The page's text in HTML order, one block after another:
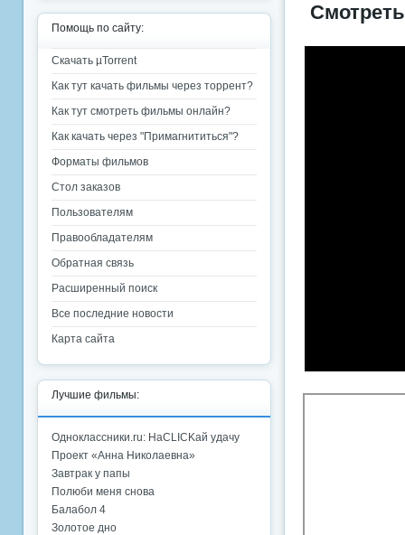
Помощь по сайту:
Скачать µTorrent
Как тут качать фильмы через торрент?
Как тут смотреть фильмы онлайн?
Как качать через "Примагнититься"?
Форматы фильмов
Стол заказов
Пользователям
Правообладателям
Обратная связь
Расширенный поиск
Все последние новости
Карта сайта
Лучшие фильмы:
Одноклассники.ru: НаCLICKай удачу
Проект «Анна Николаевна»
Завтрак у папы
Полюби меня снова
Балабол 4
Золотое дно